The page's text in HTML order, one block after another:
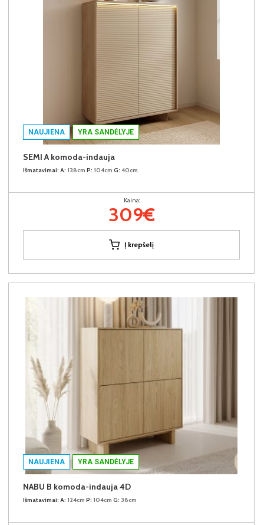
NAUJIENA YRA SANDĖLYJE
SEMI A komoda-indauja
Išmatavimai: A: 138cm P: 104cm G: 40cm
Kaina:
309€
Į krepšelį
NAUJIENA YRA SANDĖLYJE
NABU B komoda-indauja 4D
Išmatavimai: A: 124cm P: 104cm G: 38cm